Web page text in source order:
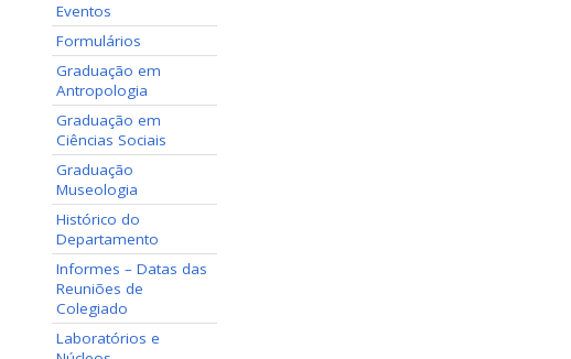
Eventos
Formulários
Graduação em
Antropologia
Graduação em
Ciências Sociais
Graduação
Museologia
Histórico do
Departamento
Informes – Datas das
Reuniões de
Colegiado
Laboratórios e